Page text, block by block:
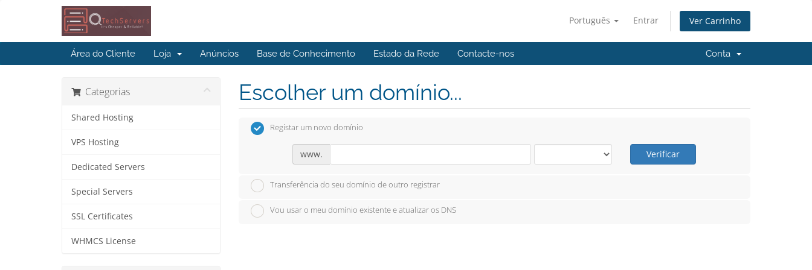
Português Entrar Ver Carrinho
Área do Cliente Loja Anúncios Base de Conhecimento Estado da Rede Contacte-nos Conta
Categorias
Shared Hosting
VPS Hosting
Dedicated Servers
Special Servers
SSL Certificates
WHMCS License
Escolher um domínio...
Registar um novo domínio
www. Verificar
Transferência do seu domínio de outro registrar
Vou usar o meu domínio existente e atualizar os DNS